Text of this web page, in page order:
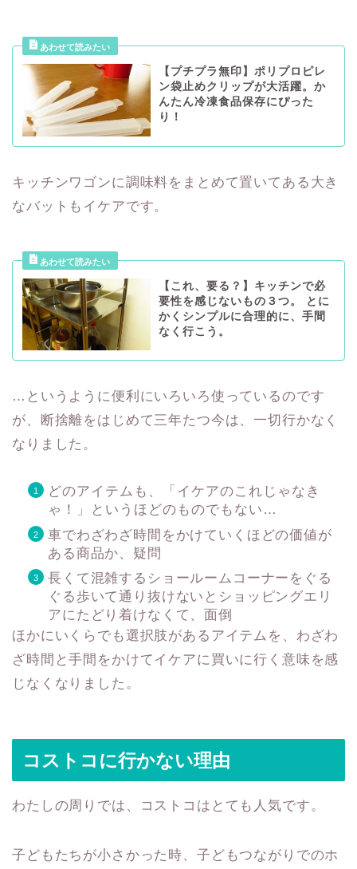
【プチプラ無印】ポリプロピレ
ン袋止めクリップが大活躍。か
んたん冷凍食品保存にぴった
り！
キッチンワゴンに調味料をまとめて置いてある大き
なバットもイケアです。
【これ、要る？】キッチンで必
要性を感じないもの３つ。 とに
かくシンプルに合理的に、手間
なく行こう。
…というように便利にいろいろ使っているのです
が、断捨離をはじめて三年たつ今は、一切行かなく
なりました。
どのアイテムも、「イケアのこれじゃなき
ゃ！」というほどのものでもない…
車でわざわざ時間をかけていくほどの価値が
ある商品か、疑問
長くて混雑するショールームコーナーをぐる
ぐる歩いて通り抜けないとショッピングエリ
アにたどり着けなくて、面倒
ほかにいくらでも選択肢があるアイテムを、わざわ
ざ時間と手間をかけてイケアに買いに行く意味を感
じなくなりました。
コストコに行かない理由
わたしの周りでは、コストコはとても人気です。
子どもたちが小さかった時、子どもつながりでのホ